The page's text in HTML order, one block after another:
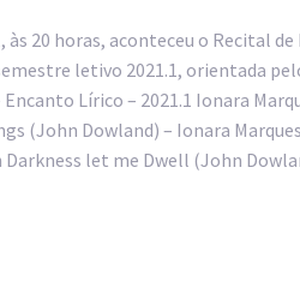
às 20 horas, aconteceu o Recital
letivo 2021.1, orientada
Lírico – 2021.1 Ionara
(John Dowland) – Ionara
Darkness let me Dwell (John